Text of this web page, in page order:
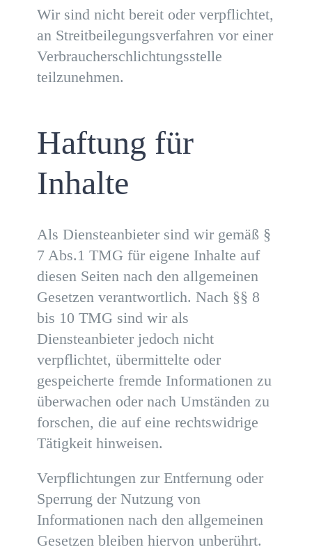
Wir sind nicht bereit oder verpflichtet,
an Streitbeilegungsverfahren vor einer
Verbraucherschlichtungsstelle
teilzunehmen.
Haftung für
Inhalte
Als Diensteanbieter sind wir gemäß §
7 Abs.1 TMG für eigene Inhalte auf
diesen Seiten nach den allgemeinen
Gesetzen verantwortlich. Nach §§ 8
bis 10 TMG sind wir als
Diensteanbieter jedoch nicht
verpflichtet, übermittelte oder
gespeicherte fremde Informationen zu
überwachen oder nach Umständen zu
forschen, die auf eine rechtswidrige
Tätigkeit hinweisen.
Verpflichtungen zur Entfernung oder
Sperrung der Nutzung von
Informationen nach den allgemeinen
Gesetzen bleiben hiervon unberührt.